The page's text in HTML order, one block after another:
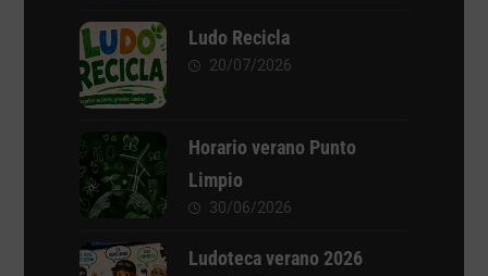
Ludo Recicla
20/07/2026
Horario verano Punto
Limpio
30/06/2026
Ludoteca verano 2026